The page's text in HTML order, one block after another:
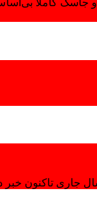
و جاسک کاملاً
جاری تاکنون خبر